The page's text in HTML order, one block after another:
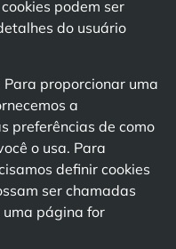
podem ser
do usuário
Para proporcionar uma
a
preferências de como
o usa. Para
definir cookies
ser chamadas
uma página for